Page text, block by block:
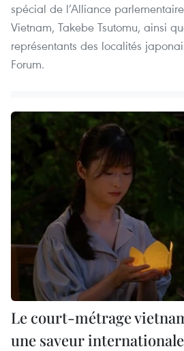
spécial de l’Alliance
Vietnam, Takebe Tsutomu, ainsi
représentants des localités
Forum.
Le court-métrage
une saveur internationale